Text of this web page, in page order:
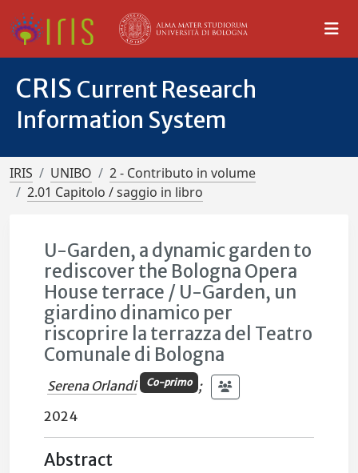
CRIS Current Research
Information System
IRIS UNIBO
2 - Contributo in volume
2.01 Capitolo / saggio in libro
U-Garden, a dynamic garden to
rediscover the Bologna Opera
House terrace / U-Garden, un
giardino dinamico per
riscoprire la terrazza del Teatro
Comunale di Bologna
Serena Orlandi Co-primo ;
2024
Abstract